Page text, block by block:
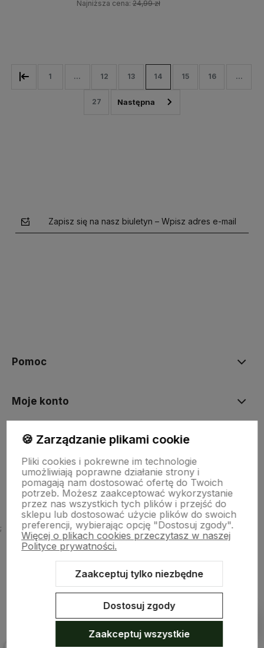
Najniższa cena:24,99 zł
1 ... 12 13 14 15 16 ...
27
Zapisz się na nasz biuletyn – Wpisz adres e-mail
Pomoc
Moje konto
Płatności i dostawa
O nas
;
Sklep internetowy Shoper.pl Szablon Shoper Modern 3.0™
🍪 Zarządzanie plikami cookie
Pliki cookies i pokrewne im technologie
umożliwiają poprawne działanie strony i
pomagają nam dostosować ofertę do Twoich
potrzeb. Możesz zaakceptować wykorzystanie
przez nas wszystkich tych plików i przejść do
sklepu lub dostosować użycie plików do swoich
preferencji, wybierając opcję "Dostosuj zgody".
Więcej o plikach cookies przeczytasz w naszej
Polityce prywatności.
Zaakceptuj tylko niezbędne
Dostosuj zgody
Zaakceptuj wszystkie